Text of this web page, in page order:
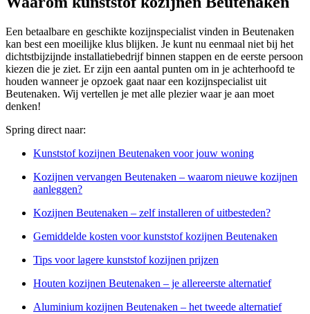
Een betaalbare en geschikte kozijnspecialist vinden in Beutenaken
kan best een moeilijke klus blijken. Je kunt nu eenmaal niet bij het
dichtstbijzijnde installatiebedrijf binnen stappen en de eerste persoon
kiezen die je ziet. Er zijn een aantal punten om in je achterhoofd te
houden wanneer je opzoek gaat naar een kozijnspecialist uit
Beutenaken. Wij vertellen je met alle plezier waar je aan moet
denken!
Spring direct naar:
Kunststof kozijnen Beutenaken voor jouw woning
Kozijnen vervangen Beutenaken – waarom nieuwe kozijnen
aanleggen?
Kozijnen Beutenaken – zelf installeren of uitbesteden?
Gemiddelde kosten voor kunststof kozijnen Beutenaken
Tips voor lagere kunststof kozijnen prijzen
Houten kozijnen Beutenaken – je allereerste alternatief
Aluminium kozijnen Beutenaken – het tweede alternatief